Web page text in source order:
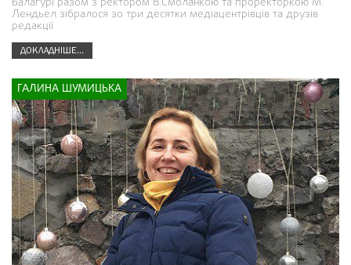
Лендьел зібралося зо три десятки медіацентрівців та друзів
редакції
ДОКЛАДНІШЕ...
ГАЛИНА ШУМИЦЬКА